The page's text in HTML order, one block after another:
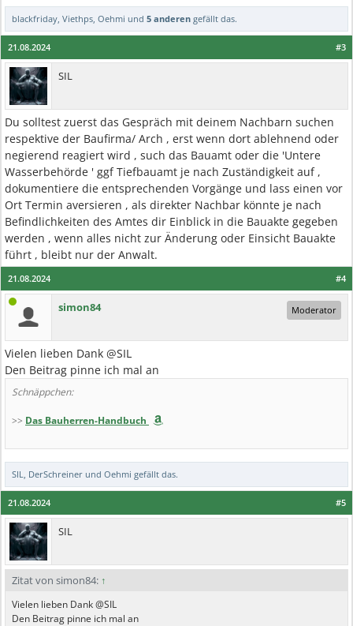
blackfriday Viethps Oehmi und 5 anderen gefällt das.
#3
21.08.2024
SIL
Du solltest zuerst das Gespräch mit deinem Nachbarn suchen
respektive der Baufirma/ Arch , erst wenn dort ablehnend oder
negierend reagiert wird , such das Bauamt oder die 'Untere
Wasserbehörde ' ggf Tiefbauamt je nach Zuständigkeit auf ,
dokumentiere die entsprechenden Vorgänge und lass einen vor
Ort Termin aversieren , als direkter Nachbar könnte je nach
Befindlichkeiten des Amtes dir Einblick in die Bauakte gegeben
werden , wenn alles nicht zur Änderung oder Einsicht Bauakte
führt , bleibt nur der Anwalt.
#4
21.08.2024
simon84 Moderator
Vielen lieben Dank @SIL
Den Beitrag pinne ich mal an
Schnäppchen:
>> Das Bauherren-Handbuch
SIL DerSchreiner und Oehmi gefällt das.
#5
21.08.2024
SIL
Zitat von simon84: ↑
Vielen lieben Dank @SIL
Den Beitrag pinne ich mal an